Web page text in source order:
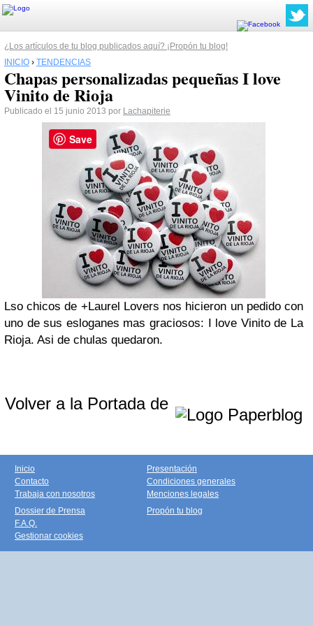
¿Los artículos de tu blog publicados aquí? ¡Propón tu blog!
INICIO › TENDENCIAS
Chapas personalizadas pequeñas I love
Vinito de Rioja
Publicado el 15 junio 2013 por Lachapiterie
Lso chicos de +Laurel Lovers nos hicieron un pedido con
uno de sus esloganes mas graciosos: I love Vinito de La
Rioja. Asi de chulas quedaron.
Volver a la Portada de
Inicio
Contacto
Trabaja con nosotros
Presentación
Condiciones generales
Menciones legales
Dossier de Prensa
F.A.Q.
Gestionar cookies
Propón tu blog
Save